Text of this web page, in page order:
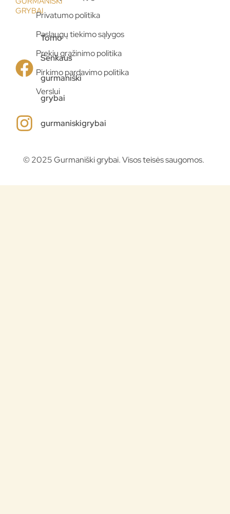
GRYBAI
Tomo
Senkaus
gurmaniški
grybai
gurmaniskigrybai
Privatumo politika
Paslaugų tiekimo sąlygos
Prekių grąžinimo politika
Pirkimo pardavimo politika
Verslui
© 2025 Gurmaniški grybai. Visos teisės saugomos.